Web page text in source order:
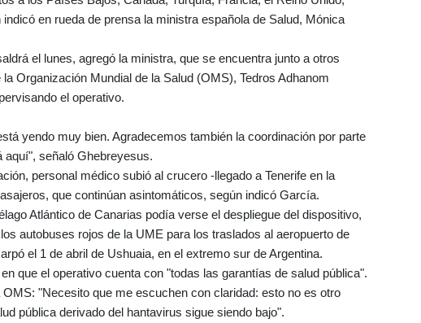
en rueda de prensa la ministra española de Salud, Mónica
el lunes, agregó la ministra, que se encuentra junto a otros
Organización Mundial de la Salud (OMS), Tedros Adhanom
el operativo.
yendo muy bien. Agradecemos también la coordinación por parte
aquí", señaló Ghebreyesus.
personal médico subió al crucero -llegado a Tenerife en la
que continúan asintomáticos, según indicó García.
Atlántico de Canarias podía verse el despliegue del dispositivo,
autobuses rojos de la UME para los traslados al aeropuerto de
el 1 de abril de Ushuaia, en el extremo sur de Argentina.
que el operativo cuenta con "todas las garantías de salud pública".
OMS: "Necesito que me escuchen con claridad: esto no es otro
pública derivado del hantavirus sigue siendo bajo".